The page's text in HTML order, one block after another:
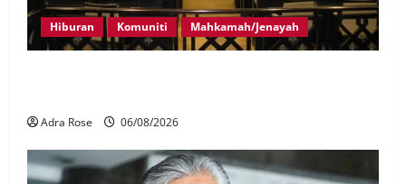
Hiburan Komuniti Mahkamah/Jenayah
Adra Rose 06/08/2026